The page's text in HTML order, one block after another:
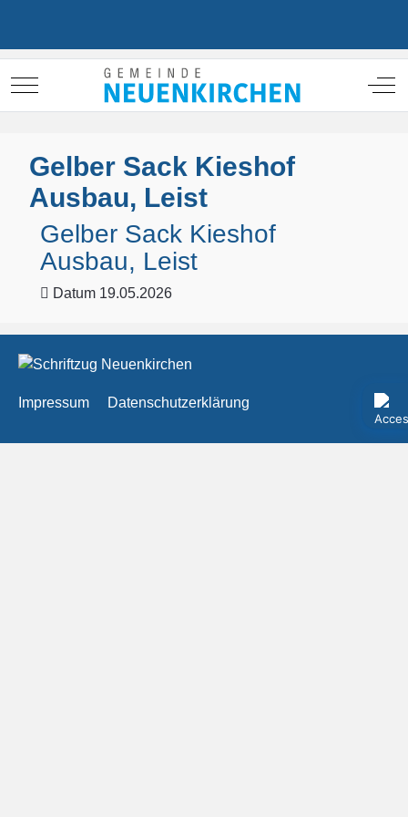
Mobile Menu Toggle Off-
Gelber Sack Kieshof
Ausbau, Leist
Gelber Sack Kieshof
Ausbau, Leist
Datum 19.05.2026
Impressum Datenschutzerklärung